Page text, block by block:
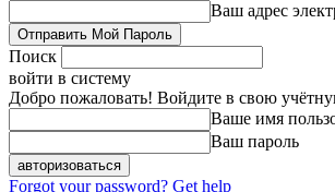
Ваш адрес
Поиск
войти в систему
Добро пожаловать! Войдите в свою
Ваше имя
Ваш пароль
Forgot your password? Get help